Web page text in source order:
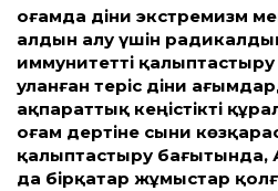
Қоғамда діни экстремизм
алдын алу үшін
иммунитет­ті
уланған теріс діни
ақпарат­тық кеңістікті
Қоғам дертіне сыни
қалыптастыру
да бірқатар жұмыстар